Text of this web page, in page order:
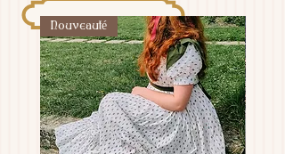
Nouveauté